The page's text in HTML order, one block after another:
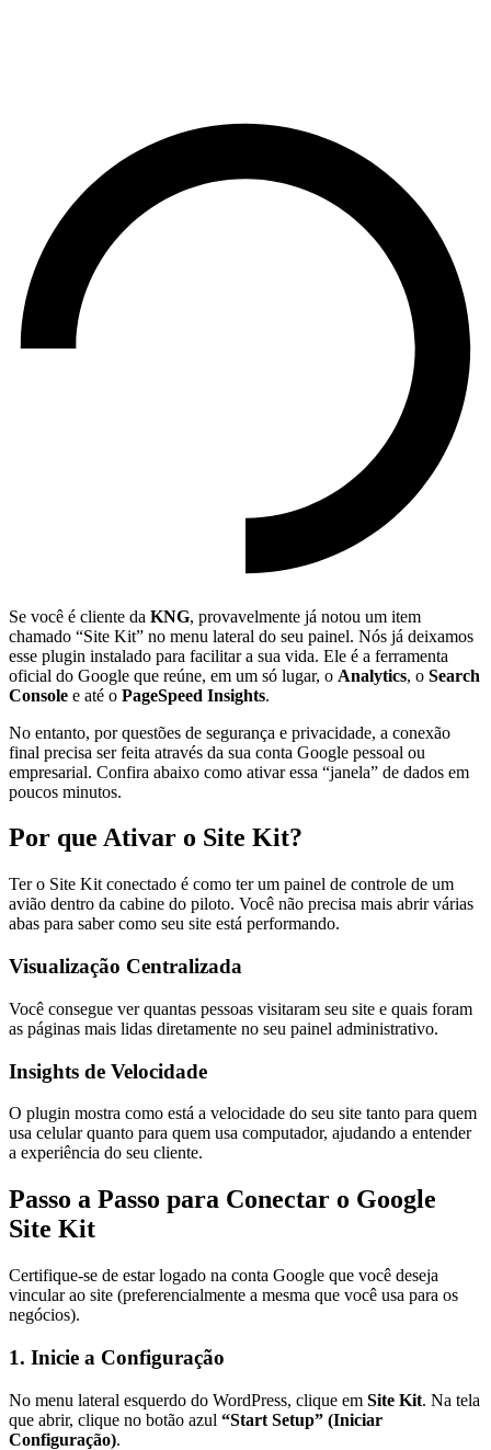
Se você é cliente da KNG, provavelmente já notou um item
chamado “Site Kit” no menu lateral do seu painel. Nós já deixamos
esse plugin instalado para facilitar a sua vida. Ele é a ferramenta
oficial do Google que reúne, em um só lugar, o Analytics, o Search
Console e até o PageSpeed Insights.
No entanto, por questões de segurança e privacidade, a conexão
final precisa ser feita através da sua conta Google pessoal ou
empresarial. Confira abaixo como ativar essa “janela” de dados em
poucos minutos.
Por que Ativar o Site Kit?
Ter o Site Kit conectado é como ter um painel de controle de um
avião dentro da cabine do piloto. Você não precisa mais abrir várias
abas para saber como seu site está performando.
Visualização Centralizada
Você consegue ver quantas pessoas visitaram seu site e quais foram
as páginas mais lidas diretamente no seu painel administrativo.
Insights de Velocidade
O plugin mostra como está a velocidade do seu site tanto para quem
usa celular quanto para quem usa computador, ajudando a entender
a experiência do seu cliente.
Passo a Passo para Conectar o Google
Site Kit
Certifique-se de estar logado na conta Google que você deseja
vincular ao site (preferencialmente a mesma que você usa para os
negócios).
1. Inicie a Configuração
No menu lateral esquerdo do WordPress, clique em Site Kit. Na tela
que abrir, clique no botão azul “Start Setup” (Iniciar
Configuração).